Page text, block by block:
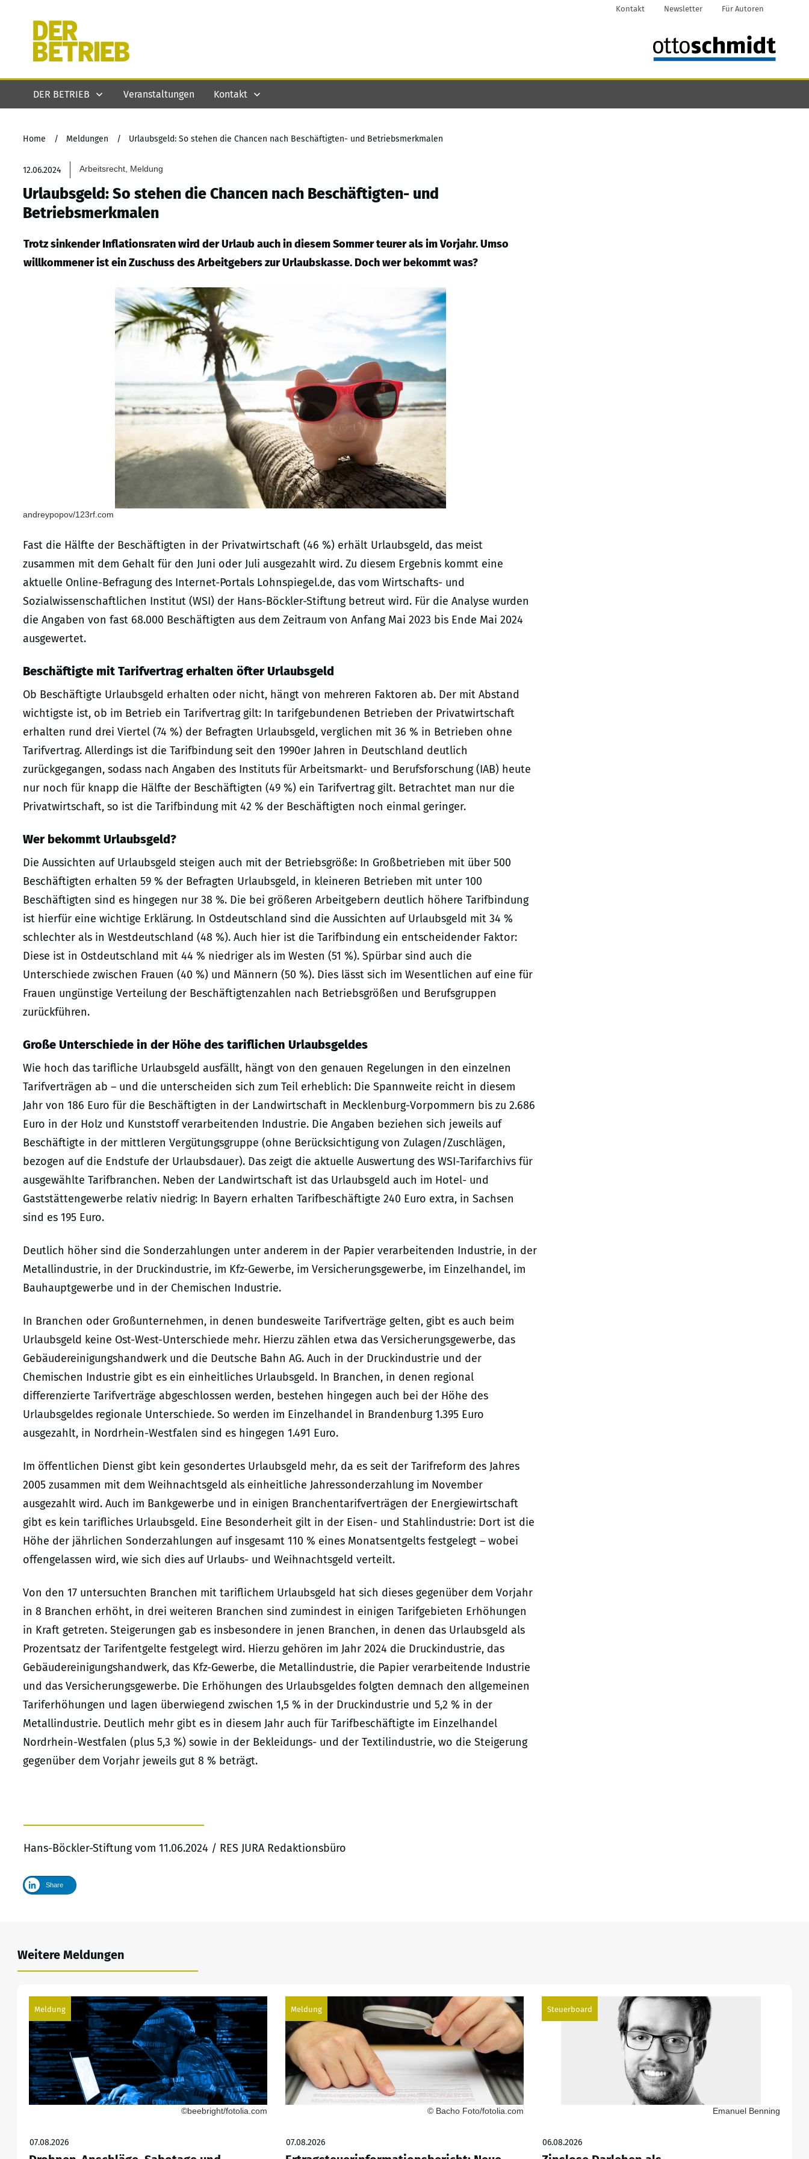
Kontakt Newsletter Für Autoren
DER BETRIEB Veranstaltungen Kontakt
Home / Meldungen / Urlaubsgeld: So stehen die Chancen nach Beschäftigten- und Betriebsmerkmalen
12.06.2024 Arbeitsrecht, Meldung
Urlaubsgeld: So stehen die Chancen nach Beschäftigten- und
Betriebsmerkmalen
Trotz sinkender Inflationsraten wird der Urlaub auch in diesem Sommer teurer als im Vorjahr. Umso
willkommener ist ein Zuschuss des Arbeitgebers zur Urlaubskasse. Doch wer bekommt was?
andreypopov/123rf.com
Fast die Hälfte der Beschäftigten in der Privatwirtschaft (46 %) erhält Urlaubsgeld, das meist
zusammen mit dem Gehalt für den Juni oder Juli ausgezahlt wird. Zu diesem Ergebnis kommt eine
aktuelle Online-Befragung des Internet-Portals Lohnspiegel.de, das vom Wirtschafts- und
Sozialwissenschaftlichen Institut (WSI) der Hans-Böckler-Stiftung betreut wird. Für die Analyse wurden
die Angaben von fast 68.000 Beschäftigten aus dem Zeitraum von Anfang Mai 2023 bis Ende Mai 2024
ausgewertet.
Beschäftigte mit Tarifvertrag erhalten öfter Urlaubsgeld
Ob Beschäftigte Urlaubsgeld erhalten oder nicht, hängt von mehreren Faktoren ab. Der mit Abstand
wichtigste ist, ob im Betrieb ein Tarifvertrag gilt: In tarifgebundenen Betrieben der Privatwirtschaft
erhalten rund drei Viertel (74 %) der Befragten Urlaubsgeld, verglichen mit 36 % in Betrieben ohne
Tarifvertrag. Allerdings ist die Tarifbindung seit den 1990er Jahren in Deutschland deutlich
zurückgegangen, sodass nach Angaben des Instituts für Arbeitsmarkt- und Berufsforschung (IAB) heute
nur noch für knapp die Hälfte der Beschäftigten (49 %) ein Tarifvertrag gilt. Betrachtet man nur die
Privatwirtschaft, so ist die Tarifbindung mit 42 % der Beschäftigten noch einmal geringer.
Wer bekommt Urlaubsgeld?
Die Aussichten auf Urlaubsgeld steigen auch mit der Betriebsgröße: In Großbetrieben mit über 500
Beschäftigten erhalten 59 % der Befragten Urlaubsgeld, in kleineren Betrieben mit unter 100
Beschäftigten sind es hingegen nur 38 %. Die bei größeren Arbeitgebern deutlich höhere Tarifbindung
ist hierfür eine wichtige Erklärung. In Ostdeutschland sind die Aussichten auf Urlaubsgeld mit 34 %
schlechter als in Westdeutschland (48 %). Auch hier ist die Tarifbindung ein entscheidender Faktor:
Diese ist in Ostdeutschland mit 44 % niedriger als im Westen (51 %). Spürbar sind auch die
Unterschiede zwischen Frauen (40 %) und Männern (50 %). Dies lässt sich im Wesentlichen auf eine für
Frauen ungünstige Verteilung der Beschäftigtenzahlen nach Betriebsgrößen und Berufsgruppen
zurückführen.
Große Unterschiede in der Höhe des tariflichen Urlaubsgeldes
Wie hoch das tarifliche Urlaubsgeld ausfällt, hängt von den genauen Regelungen in den einzelnen
Tarifverträgen ab – und die unterscheiden sich zum Teil erheblich: Die Spannweite reicht in diesem
Jahr von 186 Euro für die Beschäftigten in der Landwirtschaft in Mecklenburg-Vorpommern bis zu 2.686
Euro in der Holz und Kunststoff verarbeitenden Industrie. Die Angaben beziehen sich jeweils auf
Beschäftigte in der mittleren Vergütungsgruppe (ohne Berücksichtigung von Zulagen/Zuschlägen,
bezogen auf die Endstufe der Urlaubsdauer). Das zeigt die aktuelle Auswertung des WSI-Tarifarchivs für
ausgewählte Tarifbranchen. Neben der Landwirtschaft ist das Urlaubsgeld auch im Hotel- und
Gaststättengewerbe relativ niedrig: In Bayern erhalten Tarifbeschäftigte 240 Euro extra, in Sachsen
sind es 195 Euro.
Deutlich höher sind die Sonderzahlungen unter anderem in der Papier verarbeitenden Industrie, in der
Metallindustrie, in der Druckindustrie, im Kfz-Gewerbe, im Versicherungsgewerbe, im Einzelhandel, im
Bauhauptgewerbe und in der Chemischen Industrie.
In Branchen oder Großunternehmen, in denen bundesweite Tarifverträge gelten, gibt es auch beim
Urlaubsgeld keine Ost-West-Unterschiede mehr. Hierzu zählen etwa das Versicherungsgewerbe, das
Gebäudereinigungshandwerk und die Deutsche Bahn AG. Auch in der Druckindustrie und der
Chemischen Industrie gibt es ein einheitliches Urlaubsgeld. In Branchen, in denen regional
differenzierte Tarifverträge abgeschlossen werden, bestehen hingegen auch bei der Höhe des
Urlaubsgeldes regionale Unterschiede. So werden im Einzelhandel in Brandenburg 1.395 Euro
ausgezahlt, in Nordrhein-Westfalen sind es hingegen 1.491 Euro.
Im öffentlichen Dienst gibt kein gesondertes Urlaubsgeld mehr, da es seit der Tarifreform des Jahres
2005 zusammen mit dem Weihnachtsgeld als einheitliche Jahressonderzahlung im November
ausgezahlt wird. Auch im Bankgewerbe und in einigen Branchentarifverträgen der Energiewirtschaft
gibt es kein tarifliches Urlaubsgeld. Eine Besonderheit gilt in der Eisen- und Stahlindustrie: Dort ist die
Höhe der jährlichen Sonderzahlungen auf insgesamt 110 % eines Monatsentgelts festgelegt – wobei
offengelassen wird, wie sich dies auf Urlaubs- und Weihnachtsgeld verteilt.
Von den 17 untersuchten Branchen mit tariflichem Urlaubsgeld hat sich dieses gegenüber dem Vorjahr
in 8 Branchen erhöht, in drei weiteren Branchen sind zumindest in einigen Tarifgebieten Erhöhungen
in Kraft getreten. Steigerungen gab es insbesondere in jenen Branchen, in denen das Urlaubsgeld als
Prozentsatz der Tarifentgelte festgelegt wird. Hierzu gehören im Jahr 2024 die Druckindustrie, das
Gebäudereinigungshandwerk, das Kfz-Gewerbe, die Metallindustrie, die Papier verarbeitende Industrie
und das Versicherungsgewerbe. Die Erhöhungen des Urlaubsgeldes folgten demnach den allgemeinen
Tariferhöhungen und lagen überwiegend zwischen 1,5 % in der Druckindustrie und 5,2 % in der
Metallindustrie. Deutlich mehr gibt es in diesem Jahr auch für Tarifbeschäftigte im Einzelhandel
Nordrhein-Westfalen (plus 5,3 %) sowie in der Bekleidungs- und der Textilindustrie, wo die Steigerung
gegenüber dem Vorjahr jeweils gut 8 % beträgt.
Hans-Böckler-Stiftung vom 11.06.2024 / RES JURA Redaktionsbüro
Share
Weitere Meldungen
Meldung
©beebright/fotolia.com
07.08.2026
Meldung
© Bacho Foto/fotolia.com
07.08.2026
Steuerboard
Emanuel Benning
06.08.2026